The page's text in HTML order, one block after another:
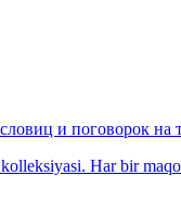
и поговорок на
Har bir